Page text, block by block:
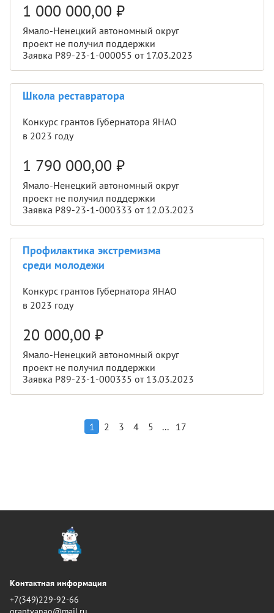
1 000 000,00 ₽
Ямало-Ненецкий автономный округ
проект не получил поддержки
Заявка Р89-23-1-000055 от 17.03.2023
Школа реставратора
Конкурс грантов Губернатора ЯНАО
в 2023 году
1 790 000,00 ₽
Ямало-Ненецкий автономный округ
проект не получил поддержки
Заявка Р89-23-1-000333 от 12.03.2023
Профилактика экстремизма
среди молодежи
Конкурс грантов Губернатора ЯНАО
в 2023 году
20 000,00 ₽
Ямало-Ненецкий автономный округ
проект не получил поддержки
Заявка Р89-23-1-000335 от 13.03.2023
1 2 3 4 5 ... 17
Контактная информация
+7(349)229-92-66